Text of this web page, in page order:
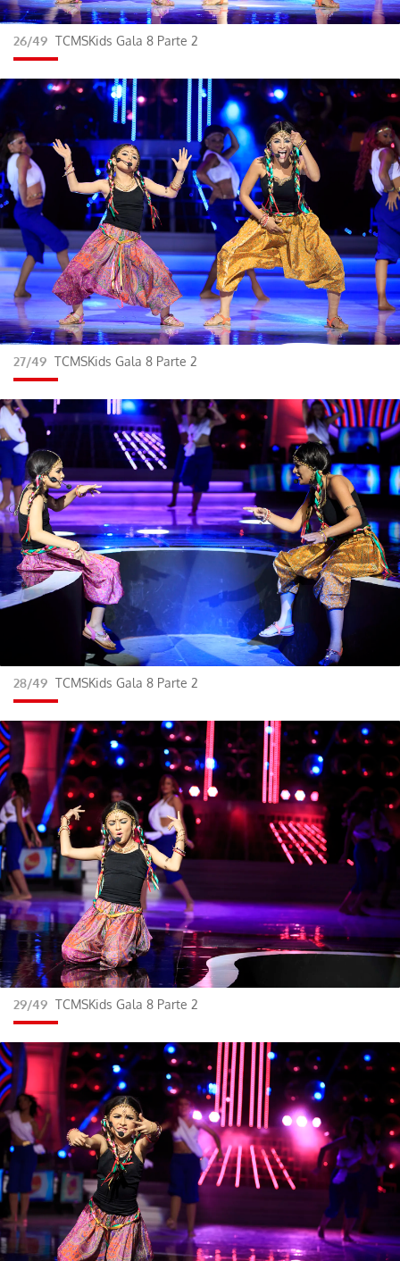
26/49 TCMSKids Gala 8 Parte 2
27/49 TCMSKids Gala 8 Parte 2
28/49 TCMSKids Gala 8 Parte 2
29/49 TCMSKids Gala 8 Parte 2